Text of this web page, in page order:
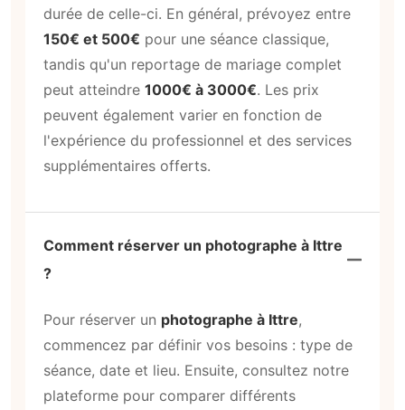
durée de celle-ci. En général, prévoyez entre
150€ et 500€ pour une séance classique,
tandis qu'un reportage de mariage complet
peut atteindre 1000€ à 3000€. Les prix
peuvent également varier en fonction de
l'expérience du professionnel et des services
supplémentaires offerts.
Comment réserver un photographe à Ittre
?
Pour réserver un photographe à Ittre,
commencez par définir vos besoins : type de
séance, date et lieu. Ensuite, consultez notre
plateforme pour comparer différents